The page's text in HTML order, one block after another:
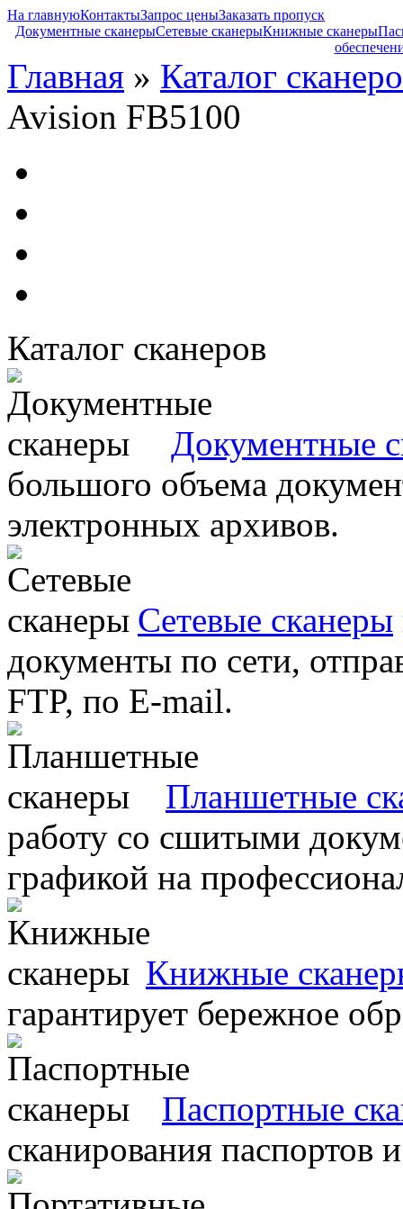
На главнуюКонтактыЗапрос ценыЗаказать пропуск
Документные сканерыСетевые сканерыКнижные сканеры
Главная » Каталог
Avision FB5100
Каталог сканеров
Документные
большого объема
электронных архивов.
Сетевые сканеры
документы по сети,
FTP, по E-mail.
Планшетные
работу со сшитыми
графикой на
Книжные
гарантирует бережное
Паспортные
сканирования паспортов